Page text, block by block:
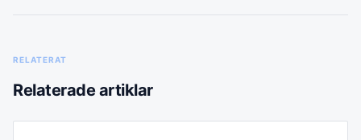
RELATERAT
Relaterade artiklar